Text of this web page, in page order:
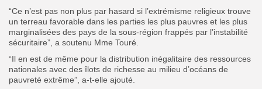
“Ce n’est pas non plus par hasard si l’extrémisme religieux trouve
un terreau favorable dans les parties les plus pauvres et les plus
marginalisées des pays de la sous-région frappés par l’instabilité
sécuritaire”, a soutenu Mme Touré.
“Il en est de même pour la distribution inégalitaire des ressources
nationales avec des îlots de richesse au milieu d’océans de
pauvreté extrême”, a-t-elle ajouté.